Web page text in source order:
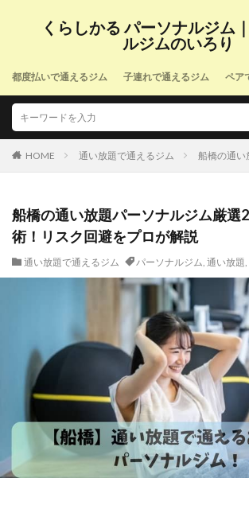
くらしかる パーソナルジム
ルジムのいろり
都度払いで通えるジム 子連れで通えるジム ペア
HOME 通い放題で通えるジム 船橋の通い
船橋の通い放題パーソナルジム厳選
術！リスク回避をプロが解説
通い放題で通えるジム パーソナルジム, 通い放題,